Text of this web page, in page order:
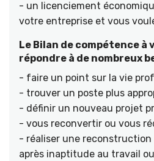
- un licenciement
votre entreprise et vous
Le Bilan de compétence
répondre à de nombreux
- faire un point sur la vie
- trouver un poste plus
- définir un nouveau projet
- vous reconvertir ou vous
- réaliser une reconstruction
après inaptitude au travail